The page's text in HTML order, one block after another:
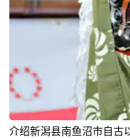
介绍新潟县南鱼沼市自古